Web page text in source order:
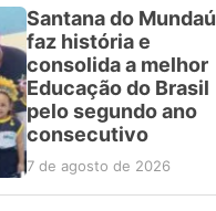
Santana do Mundaú
faz história e
consolida a melhor
Educação do Brasil
pelo segundo ano
consecutivo
7 de agosto de 2026